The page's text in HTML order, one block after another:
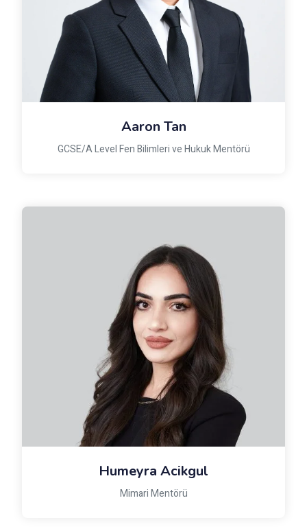
Aaron Tan
GCSE/A Level Fen Bilimleri ve Hukuk Mentörü
Humeyra Acikgul
Mimari Mentörü